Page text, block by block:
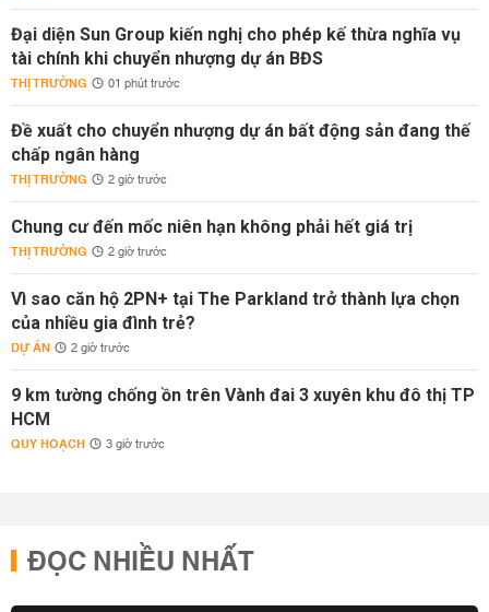
Đại diện Sun Group kiến nghị cho phép kế thừa nghĩa vụ
tài chính khi chuyển nhượng dự án BĐS
THỊ TRƯỜNG 01 phút trước
Đề xuất cho chuyển nhượng dự án bất động sản đang thế
chấp ngân hàng
THỊ TRƯỜNG 2 giờ trước
Chung cư đến mốc niên hạn không phải hết giá trị
THỊ TRƯỜNG 2 giờ trước
Vì sao căn hộ 2PN+ tại The Parkland trở thành lựa chọn
của nhiều gia đình trẻ?
DỰ ÁN 2 giờ trước
9 km tường chống ồn trên Vành đai 3 xuyên khu đô thị TP
HCM
QUY HOẠCH 3 giờ trước
ĐỌC NHIỀU NHẤT